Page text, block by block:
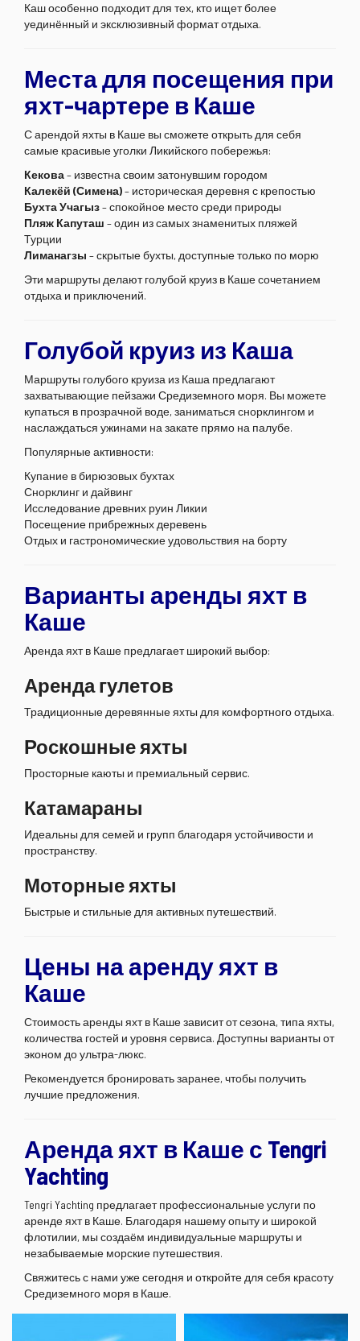
Каш особенно подходит для тех, кто ищет более
уединённый и эксклюзивный формат отдыха.
Места для посещения при
яхт-чартере в Каше
С арендой яхты в Каше вы сможете открыть для себя
самые красивые уголки Ликийского побережья:
Кекова– известна своим затонувшим городом
Калекёй (Симена)– историческая деревня с крепостью
Бухта Учагыз– спокойное место среди природы
Пляж Капуташ – один из самых знаменитых пляжей
Турции
Лиманагзы – скрытые бухты, доступные только по морю
Эти маршруты делают голубой круиз в Каше сочетанием
отдыха и приключений.
Голубой круиз из Каша
Маршруты голубого круиза из Каша предлагают
захватывающие пейзажи Средиземного моря. Вы можете
купаться в прозрачной воде, заниматься снорклингом и
наслаждаться ужинами на закате прямо на палубе.
Популярные активности:
Купание в бирюзовых бухтах
Снорклинг и дайвинг
Исследование древних руин Ликии
Посещение прибрежных деревень
Отдых и гастрономические удовольствия на борту
Варианты аренды яхт в
Каше
Аренда яхт в Каше предлагает широкий выбор:
Аренда гулетов
Традиционные деревянные яхты для комфортного отдыха.
Роскошные яхты
Просторные каюты и премиальный сервис.
Катамараны
Идеальны для семей и групп благодаря устойчивости и
пространству.
Моторные яхты
Быстрые и стильные для активных путешествий.
Цены на аренду яхт в
Каше
Стоимость аренды яхт в Каше зависит от сезона, типа яхты,
количества гостей и уровня сервиса. Доступны варианты от
эконом до ультра-люкс.
Рекомендуется бронировать заранее, чтобы получить
лучшие предложения.
Аренда яхт в Каше с Tengri
Yachting
Tengri Yachting предлагает профессиональные услуги по
аренде яхт в Каше. Благодаря нашему опыту и широкой
флотилии, мы создаём индивидуальные маршруты и
незабываемые морские путешествия.
Свяжитесь с нами уже сегодня и откройте для себя красоту
Средиземного моря в Каше.